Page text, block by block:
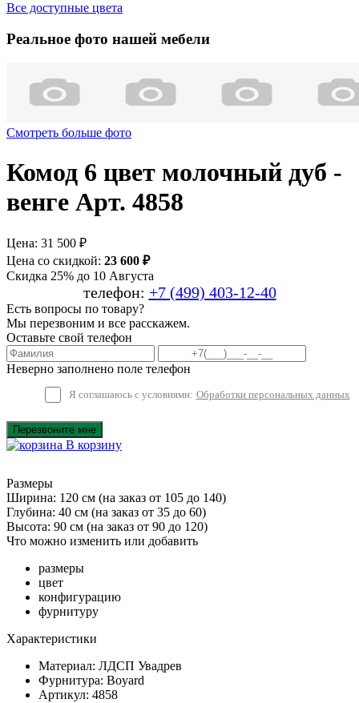
Все доступные цвета
Реальное фото нашей мебели
Смотреть больше фото
Комод 6 цвет молочный дуб -
венге Арт. 4858
Цена: 31 500 ₽
Цена со скидкой: 23 600 ₽
Скидка 25% до 10 Августа
телефон: +7 (499) 403-12-40
Есть вопросы по товару?
Мы перезвоним и все расскажем.
Оставьте свой телефон
Неверно заполнено поле телефон
Я соглашаюсь с условиями: Обработки персональных данных
Перезвоните мне
В корзину
Размеры
Ширина: 120 см (на заказ от 105 до 140)
Глубина: 40 см (на заказ от 35 до 60)
Высота: 90 см (на заказ от 90 до 120)
Что можно изменить или добавить
размеры
цвет
конфигурацию
фурнитуру
Характеристики
Материал: ЛДСП Увадрев
Фурнитура: Boyard
Артикул: 4858